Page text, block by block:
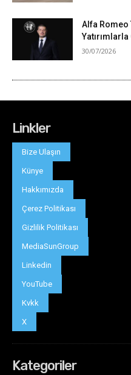
Linkler
Bize Ulaşın
Künye
Hakkımızda
Çerez Politikası
Gizlilik Politikası
MediaSunGroup
Linkedin
YouTube
Kvkk
X
Kategoriler